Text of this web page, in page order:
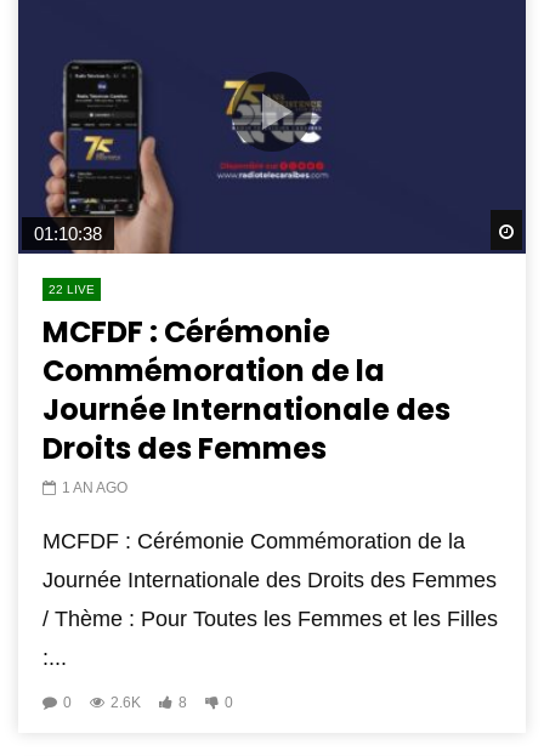
01:10:38
22 LIVE
MCFDF : Cérémonie
Commémoration de la
Journée Internationale des
Droits des Femmes
1 AN AGO
MCFDF : Cérémonie Commémoration de la
Journée Internationale des Droits des Femmes
/ Thème : Pour Toutes les Femmes et les Filles
:...
0 2.6K 8 0